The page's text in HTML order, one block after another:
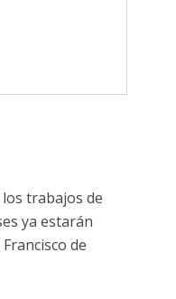
trabajos de
ya estarán
de